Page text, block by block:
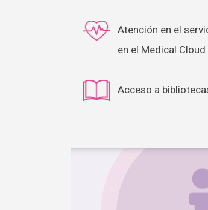
Atención en el
en el Medical Cloud
Acceso a